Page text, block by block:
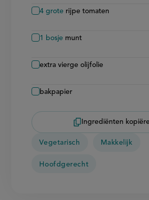
4 grote rijpe tomaten
1 bosje munt
extra vierge olijfolie
bakpapier
Ingrediënten
Vegetarisch Makkelijk
Hoofdgerecht